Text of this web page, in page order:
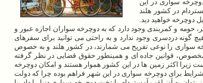
سواری در این
در کشور هلند
دوچرخه خواهید دید.
مرکز شهر، حومه و کمربندی وجود دارد که به دوچرخه سواران اجازه عبور و
گونه دردسری وجود ندارد و به راحتی می توانید برای سفرهای
سواری را نوعی تفریح می شمارند، در کشور هلند و به خصوص
قوانین جاده ای و همینطور حقوق قضایی در نظر گرفته
زیرا اکثر زمین ‌ها در این کشور هموار هستند و امکان دوچرخه
برای دوچرخه سواری در این شهر فراهم بوده چرا که دولت